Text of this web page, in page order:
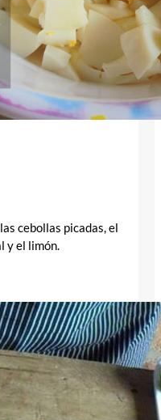
cebollas picadas, el
y el limón.